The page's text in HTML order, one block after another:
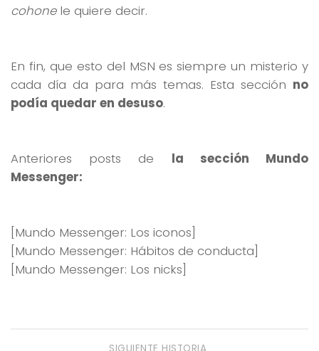
cohonele quiere decir.
En fin, que esto del MSN es siempre un misterio y
cada día da para más temas. Esta sección no
podía quedar en desuso.
Anteriores posts de la sección Mundo
Messenger:
[Mundo Messenger: Los iconos]
[Mundo Messenger: Hábitos de conducta]
[Mundo Messenger: Los nicks]